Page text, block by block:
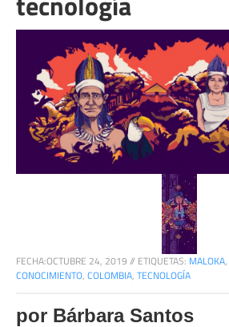
FECHA:OCTUBRE 24, 2019 // ETIQUETAS: MALOKA,
CONOCIMIENTO, COLOMBIA, TECNOLOGÍA
por Bárbara Santos